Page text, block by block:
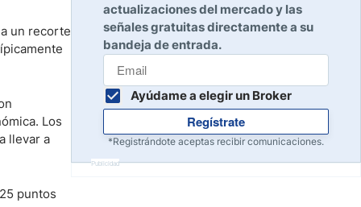
un recorte
Los
llevar a
puntos
actualizaciones del mercado y las
señales gratuitas directamente a su
bandeja de entrada.
Ayúdame a elegir un Broker
Regístrate
*Registrándote aceptas recibir comunicaciones.
Publicidad